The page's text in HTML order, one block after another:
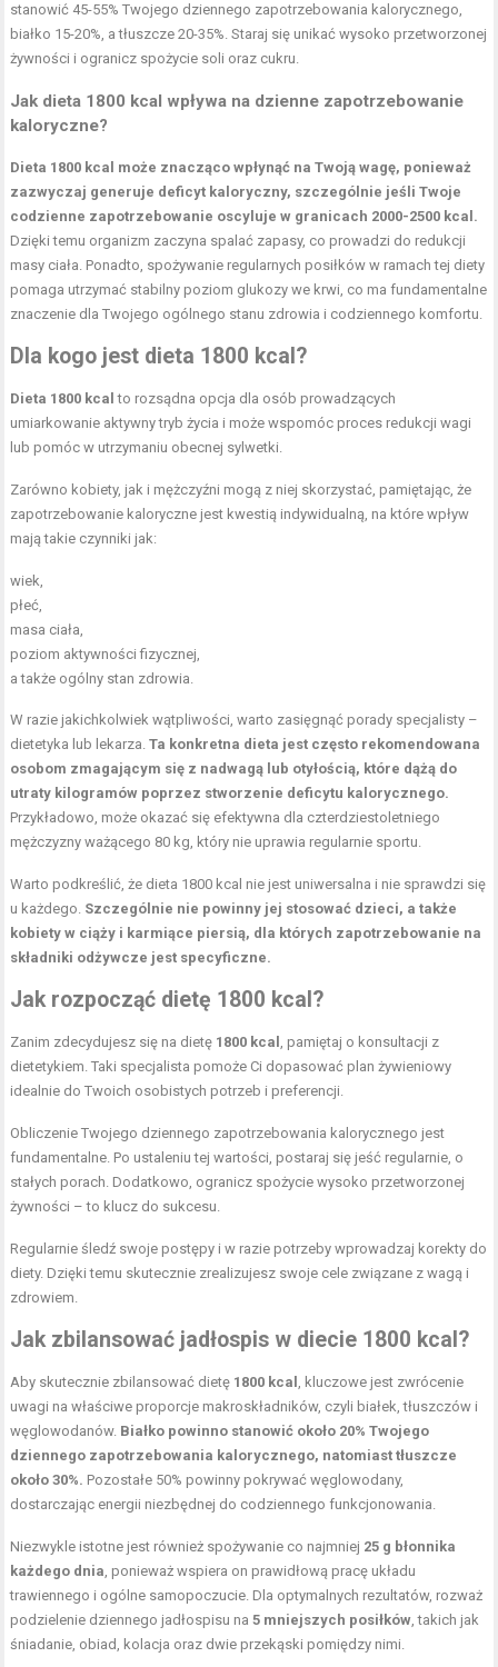
stanowić 45-55% Twojego dziennego zapotrzebowania kalorycznego,
białko 15-20%, a tłuszcze 20-35%. Staraj się unikać wysoko przetworzonej
żywności i ogranicz spożycie soli oraz cukru.
Jak dieta 1800 kcal wpływa na dzienne zapotrzebowanie
kaloryczne?
Dieta 1800 kcal może znacząco wpłynąć na Twoją wagę, ponieważ
zazwyczaj generuje deficyt kaloryczny, szczególnie jeśli Twoje
codzienne zapotrzebowanie oscyluje w granicach 2000-2500 kcal.
Dzięki temu organizm zaczyna spalać zapasy, co prowadzi do redukcji
masy ciała. Ponadto, spożywanie regularnych posiłków w ramach tej diety
pomaga utrzymać stabilny poziom glukozy we krwi, co ma fundamentalne
znaczenie dla Twojego ogólnego stanu zdrowia i codziennego komfortu.
Dla kogo jest dieta 1800 kcal?
Dieta 1800 kcal to rozsądna opcja dla osób prowadzących
umiarkowanie aktywny tryb życia i może wspomóc proces redukcji wagi
lub pomóc w utrzymaniu obecnej sylwetki.
Zarówno kobiety, jak i mężczyźni mogą z niej skorzystać, pamiętając, że
zapotrzebowanie kaloryczne jest kwestią indywidualną, na które wpływ
mają takie czynniki jak:
wiek,
płeć,
masa ciała,
poziom aktywności fizycznej,
a także ogólny stan zdrowia.
W razie jakichkolwiek wątpliwości, warto zasięgnąć porady specjalisty –
dietetyka lub lekarza.Ta konkretna dieta jest często rekomendowana
osobom zmagającym się z nadwagą lub otyłością, które dążą do
utraty kilogramów poprzez stworzenie deficytu kalorycznego.
Przykładowo, może okazać się efektywna dla czterdziestoletniego
mężczyzny ważącego 80 kg, który nie uprawia regularnie sportu.
Warto podkreślić, że dieta 1800 kcal nie jest uniwersalna i nie sprawdzi się
u każdego. Szczególnie nie powinny jej stosować dzieci, a także
kobiety w ciąży i karmiące piersią, dla których zapotrzebowanie na
składniki odżywcze jest specyficzne.
Jak rozpocząć dietę 1800 kcal?
Zanim zdecydujesz się na dietę 1800 kcal , pamiętaj o konsultacji z
dietetykiem. Taki specjalista pomoże Ci dopasować plan żywieniowy
idealnie do Twoich osobistych potrzeb i preferencji.
Obliczenie Twojego dziennego zapotrzebowania kalorycznego jest
fundamentalne. Po ustaleniu tej wartości, postaraj się jeść regularnie, o
stałych porach. Dodatkowo, ogranicz spożycie wysoko przetworzonej
żywności – to klucz do sukcesu.
Regularnie śledź swoje postępy i w razie potrzeby wprowadzaj korekty do
diety. Dzięki temu skutecznie zrealizujesz swoje cele związane z wagą i
zdrowiem.
Jak zbilansować jadłospis w diecie 1800 kcal?
Aby skutecznie zbilansować dietę 1800 kcal , kluczowe jest zwrócenie
uwagi na właściwe proporcje makroskładników, czyli białek, tłuszczów i
węglowodanów. Białko powinno stanowić około 20% Twojego
dziennego zapotrzebowania kalorycznego, natomiast tłuszcze
około 30%. Pozostałe 50% powinny pokrywać węglowodany,
dostarczając energii niezbędnej do codziennego funkcjonowania.
Niezwykle istotne jest również spożywanie co najmniej 25 g błonnika
każdego dnia, ponieważ wspiera on prawidłową pracę układu
trawiennego i ogólne samopoczucie. Dla optymalnych rezultatów, rozważ
podzielenie dziennego jadłospisu na5 mniejszych posiłków, takich jak
śniadanie, obiad, kolacja oraz dwie przekąski pomiędzy nimi.